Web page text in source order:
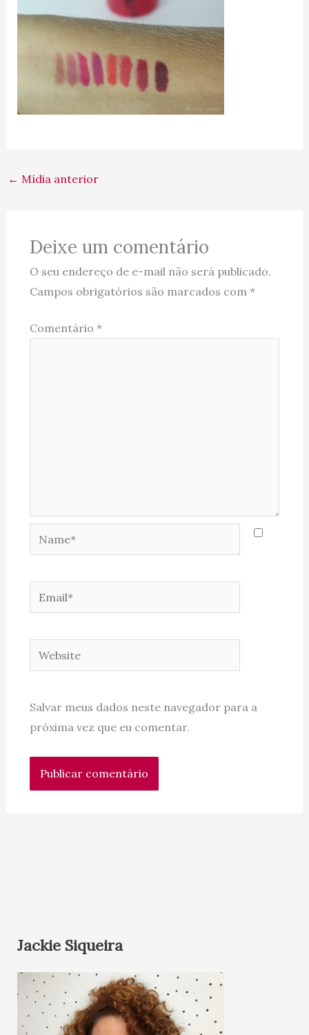
← Mídia anterior
Deixe um comentário
O seu endereço de e-mail não será publicado.
Campos obrigatórios são marcados com *
Comentário *
Name*
Email*
Website
Salvar meus dados neste navegador para a
próxima vez que eu comentar.
Jackie Siqueira